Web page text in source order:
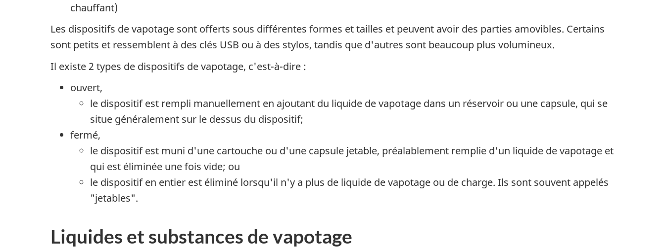
chauffant)
Les dispositifs de vapotage sont offerts sous différentes formes et tailles et peuvent avoir des parties amovibles. Certains
sont petits et ressemblent à des clés USB ou à des stylos, tandis que d'autres sont beaucoup plus volumineux.
Il existe 2 types de dispositifs de vapotage, c'est-à-dire :
ouvert,
le dispositif est rempli manuellement en ajoutant du liquide de vapotage dans un réservoir ou une capsule, qui se
situe généralement sur le dessus du dispositif;
fermé,
le dispositif est muni d'une cartouche ou d'une capsule jetable, préalablement remplie d'un liquide de vapotage et
qui est éliminée une fois vide; ou
le dispositif en entier est éliminé lorsqu'il n'y a plus de liquide de vapotage ou de charge. Ils sont souvent appelés
"jetables".
Liquides et substances de vapotage